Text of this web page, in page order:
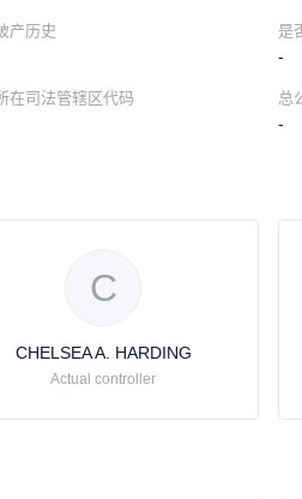
产历史 是
-
在司法管辖区代码 总
-
C
CHELSEA A. HARDING
Actual controller